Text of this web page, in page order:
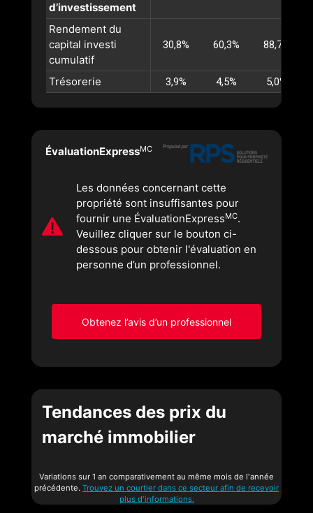
d’investissement
Rendement du
capital investi
cumulatif
30,8% 60,3% 88,7%
Trésorerie 3,9% 4,5% 5,0%
ÉvaluationExpressMC
Les données concernant cette
propriété sont insuffisantes pour
fournir une ÉvaluationExpressMC.
Veuillez cliquer sur le bouton ci-
dessous pour obtenir l'évaluation en
personne d’un professionnel.
Obtenez l’avis d’un professionnel
Tendances des prix du
marché immobilier
Variations sur 1 an comparativement au même mois de l'année
précédente. Trouvez un courtier dans ce secteur afin de recevoir
plus d'informations.